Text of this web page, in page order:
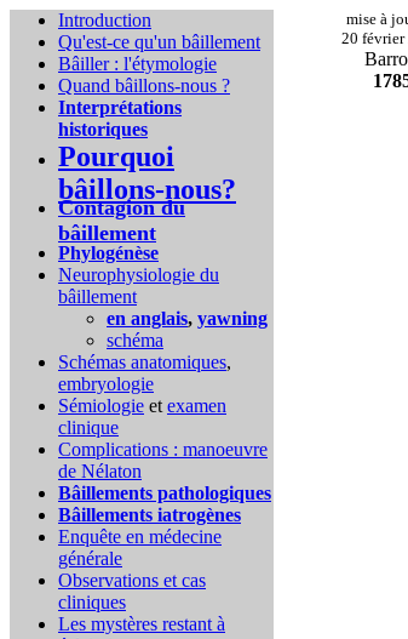
Introduction
Qu'est-ce qu'un bâillement
Bâiller : l'étymologie
Quand bâillons-nous ?
Interprétations
historiques
Pourquoi
bâillons-nous?
Contagion du
bâillement
Phylogénèse
Neurophysiologie du
bâillement
en anglais, yawning
schéma
Schémas anatomiques,
embryologie
Sémiologie et examen
clinique
Complications : manoeuvre
de Nélaton
Bâillements pathologiques
Bâillements iatrogènes
Enquête en médecine
générale
Observations et cas
cliniques
Les mystères restant à
mise à
20 février